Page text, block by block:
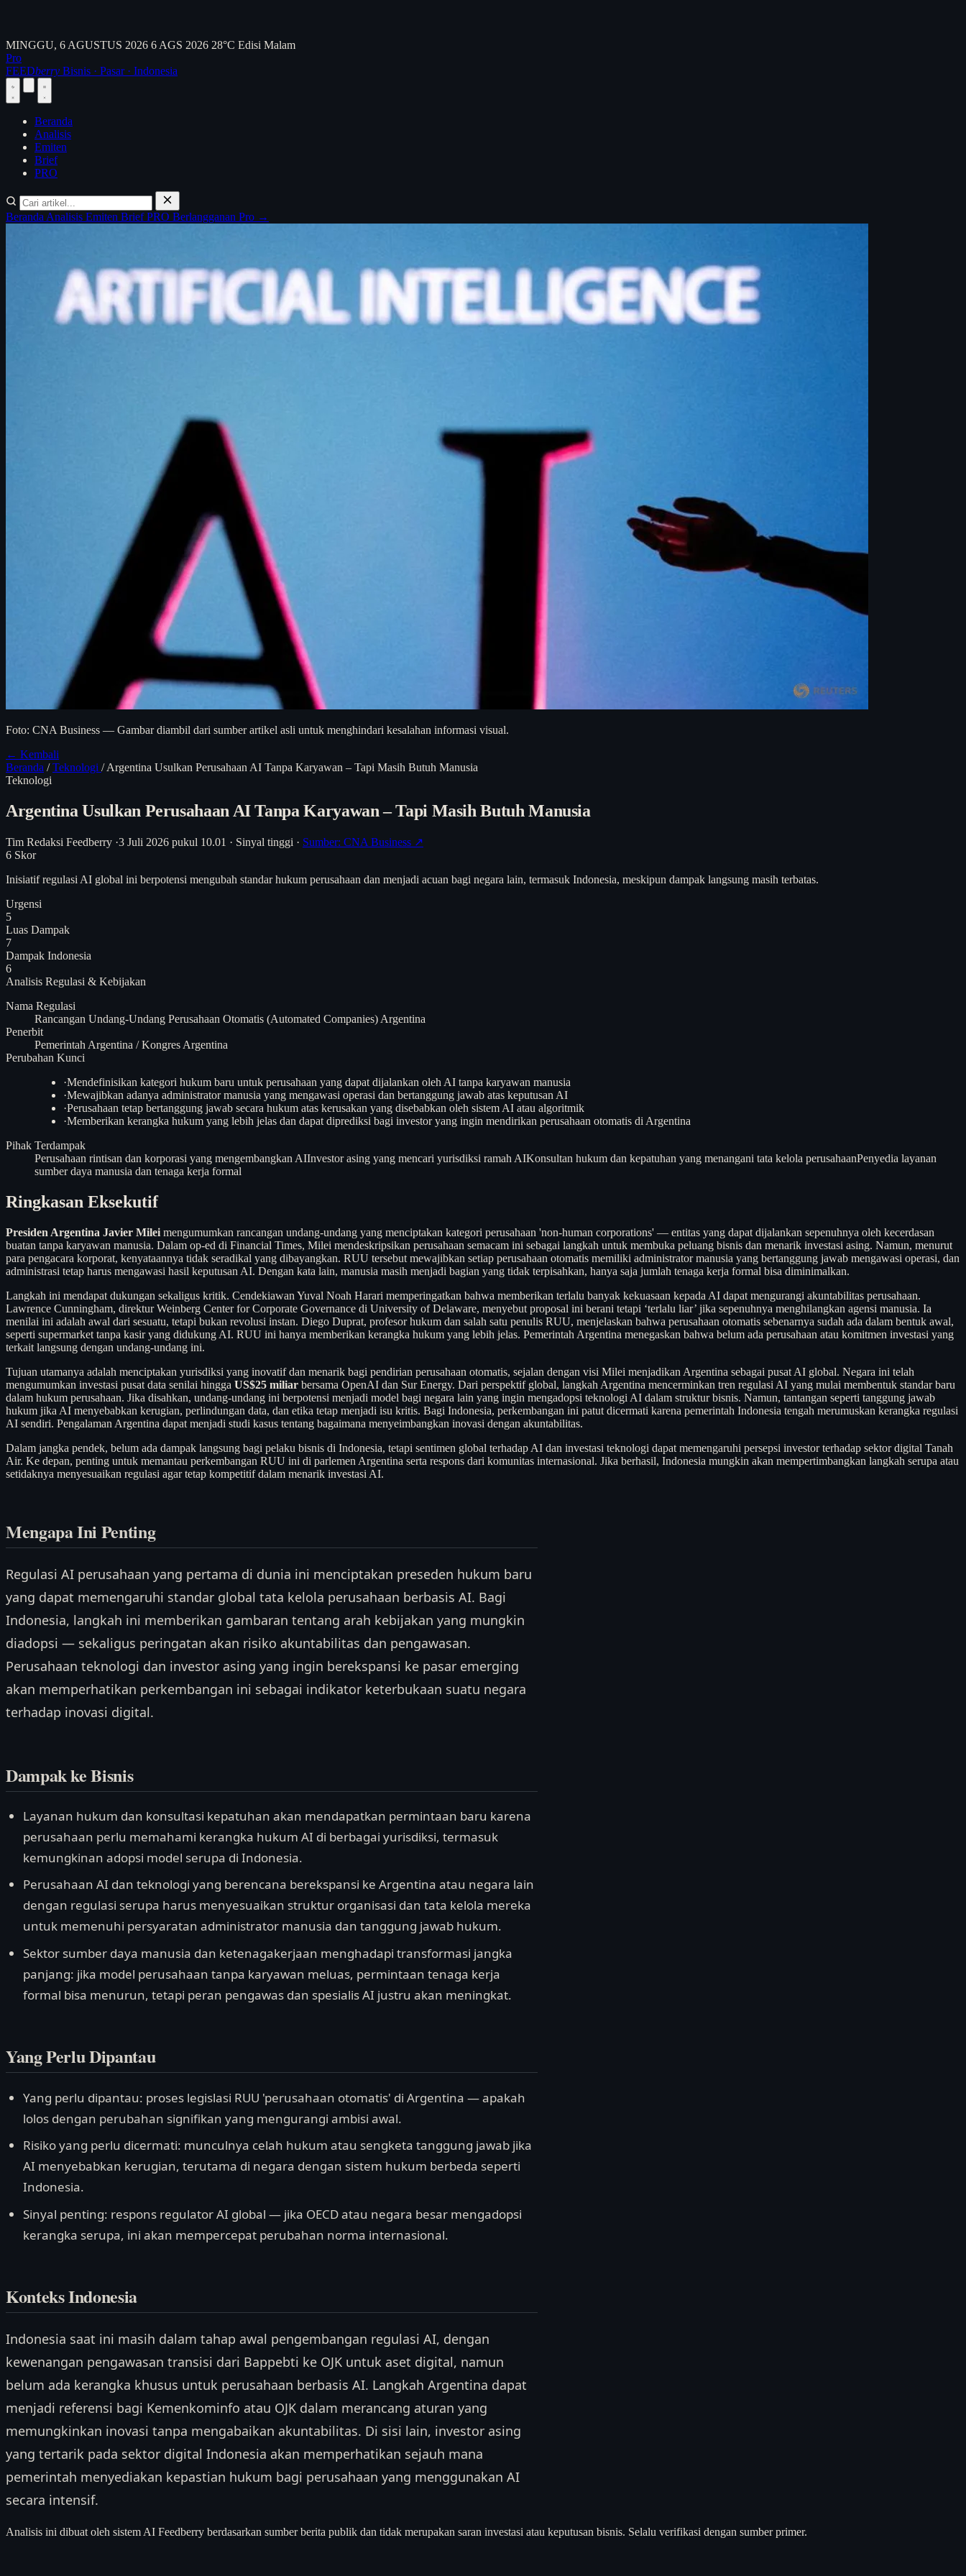
MINGGU, 6 AGUSTUS 2026 6 AGS 2026 28°C Edisi Malam
Pro
FEEDberry Bisnis · Pasar · Indonesia
Beranda
Analisis
Emiten
Brief
PRO
Beranda Analisis Emiten BriefPRO Berlangganan Pro →
Foto: CNA Business — Gambar diambil dari sumber artikel asli untuk menghindari kesalahan informasi visual.
← Kembali
Beranda / Teknologi / Argentina Usulkan Perusahaan AI Tanpa Karyawan – Tapi Masih Butuh Manusia
Teknologi
Argentina Usulkan Perusahaan AI Tanpa Karyawan – Tapi Masih Butuh Manusia
Tim Redaksi Feedberry ·3 Juli 2026 pukul 10.01 · Sinyal tinggi · Sumber: CNA Business ↗
6 Skor
Inisiatif regulasi AI global ini berpotensi mengubah standar hukum perusahaan dan menjadi acuan bagi negara lain, termasuk Indonesia, meskipun dampak langsung masih terbatas.
Urgensi
5
Luas Dampak
7
Dampak Indonesia
6
Analisis Regulasi & Kebijakan
Nama Regulasi
Rancangan Undang-Undang Perusahaan Otomatis (Automated Companies) Argentina
Penerbit
Pemerintah Argentina / Kongres Argentina
Perubahan Kunci
·Mendefinisikan kategori hukum baru untuk perusahaan yang dapat dijalankan oleh AI tanpa karyawan manusia
·Mewajibkan adanya administrator manusia yang mengawasi operasi dan bertanggung jawab atas keputusan AI
·Perusahaan tetap bertanggung jawab secara hukum atas kerusakan yang disebabkan oleh sistem AI atau algoritmik
·Memberikan kerangka hukum yang lebih jelas dan dapat diprediksi bagi investor yang ingin mendirikan perusahaan otomatis di Argentina
Pihak Terdampak
Perusahaan rintisan dan korporasi yang mengembangkan AIInvestor asing yang mencari yurisdiksi ramah AIKonsultan hukum dan kepatuhan yang menangani tata kelola perusahaanPenyedia layanan
sumber daya manusia dan tenaga kerja formal
Ringkasan Eksekutif
Presiden Argentina Javier Milei mengumumkan rancangan undang-undang yang menciptakan kategori perusahaan 'non-human corporations' — entitas yang dapat dijalankan sepenuhnya oleh kecerdasan
buatan tanpa karyawan manusia. Dalam op-ed di Financial Times, Milei mendeskripsikan perusahaan semacam ini sebagai langkah untuk membuka peluang bisnis dan menarik investasi asing. Namun, menurut
para pengacara korporat, kenyataannya tidak seradikal yang dibayangkan. RUU tersebut mewajibkan setiap perusahaan otomatis memiliki administrator manusia yang bertanggung jawab mengawasi operasi, dan
administrasi tetap harus mengawasi hasil keputusan AI. Dengan kata lain, manusia masih menjadi bagian yang tidak terpisahkan, hanya saja jumlah tenaga kerja formal bisa diminimalkan.
Langkah ini mendapat dukungan sekaligus kritik. Cendekiawan Yuval Noah Harari memperingatkan bahwa memberikan terlalu banyak kekuasaan kepada AI dapat mengurangi akuntabilitas perusahaan.
Lawrence Cunningham, direktur Weinberg Center for Corporate Governance di University of Delaware, menyebut proposal ini berani tetapi ‘terlalu liar’ jika sepenuhnya menghilangkan agensi manusia. Ia
menilai ini adalah awal dari sesuatu, tetapi bukan revolusi instan. Diego Duprat, profesor hukum dan salah satu penulis RUU, menjelaskan bahwa perusahaan otomatis sebenarnya sudah ada dalam bentuk awal,
seperti supermarket tanpa kasir yang didukung AI. RUU ini hanya memberikan kerangka hukum yang lebih jelas. Pemerintah Argentina menegaskan bahwa belum ada perusahaan atau komitmen investasi yang
terkait langsung dengan undang-undang ini.
Tujuan utamanya adalah menciptakan yurisdiksi yang inovatif dan menarik bagi pendirian perusahaan otomatis, sejalan dengan visi Milei menjadikan Argentina sebagai pusat AI global. Negara ini telah
mengumumkan investasi pusat data senilai hingga US$25 miliar bersama OpenAI dan Sur Energy. Dari perspektif global, langkah Argentina mencerminkan tren regulasi AI yang mulai membentuk standar baru
dalam hukum perusahaan. Jika disahkan, undang-undang ini berpotensi menjadi model bagi negara lain yang ingin mengadopsi teknologi AI dalam struktur bisnis. Namun, tantangan seperti tanggung jawab
hukum jika AI menyebabkan kerugian, perlindungan data, dan etika tetap menjadi isu kritis. Bagi Indonesia, perkembangan ini patut dicermati karena pemerintah Indonesia tengah merumuskan kerangka regulasi
AI sendiri. Pengalaman Argentina dapat menjadi studi kasus tentang bagaimana menyeimbangkan inovasi dengan akuntabilitas.
Dalam jangka pendek, belum ada dampak langsung bagi pelaku bisnis di Indonesia, tetapi sentimen global terhadap AI dan investasi teknologi dapat memengaruhi persepsi investor terhadap sektor digital Tanah
Air. Ke depan, penting untuk memantau perkembangan RUU ini di parlemen Argentina serta respons dari komunitas internasional. Jika berhasil, Indonesia mungkin akan mempertimbangkan langkah serupa atau
setidaknya menyesuaikan regulasi agar tetap kompetitif dalam menarik investasi AI.
Mengapa Ini Penting
Regulasi AI perusahaan yang pertama di dunia ini menciptakan preseden hukum baru
yang dapat memengaruhi standar global tata kelola perusahaan berbasis AI. Bagi
Indonesia, langkah ini memberikan gambaran tentang arah kebijakan yang mungkin
diadopsi — sekaligus peringatan akan risiko akuntabilitas dan pengawasan.
Perusahaan teknologi dan investor asing yang ingin berekspansi ke pasar emerging
akan memperhatikan perkembangan ini sebagai indikator keterbukaan suatu negara
terhadap inovasi digital.
Dampak ke Bisnis
Layanan hukum dan konsultasi kepatuhan akan mendapatkan permintaan baru karena
perusahaan perlu memahami kerangka hukum AI di berbagai yurisdiksi, termasuk
kemungkinan adopsi model serupa di Indonesia.
Perusahaan AI dan teknologi yang berencana berekspansi ke Argentina atau negara lain
dengan regulasi serupa harus menyesuaikan struktur organisasi dan tata kelola mereka
untuk memenuhi persyaratan administrator manusia dan tanggung jawab hukum.
Sektor sumber daya manusia dan ketenagakerjaan menghadapi transformasi jangka
panjang: jika model perusahaan tanpa karyawan meluas, permintaan tenaga kerja
formal bisa menurun, tetapi peran pengawas dan spesialis AI justru akan meningkat.
Yang Perlu Dipantau
Yang perlu dipantau: proses legislasi RUU 'perusahaan otomatis' di Argentina — apakah
lolos dengan perubahan signifikan yang mengurangi ambisi awal.
Risiko yang perlu dicermati: munculnya celah hukum atau sengketa tanggung jawab jika
AI menyebabkan kerugian, terutama di negara dengan sistem hukum berbeda seperti
Indonesia.
Sinyal penting: respons regulator AI global — jika OECD atau negara besar mengadopsi
kerangka serupa, ini akan mempercepat perubahan norma internasional.
Konteks Indonesia
Indonesia saat ini masih dalam tahap awal pengembangan regulasi AI, dengan
kewenangan pengawasan transisi dari Bappebti ke OJK untuk aset digital, namun
belum ada kerangka khusus untuk perusahaan berbasis AI. Langkah Argentina dapat
menjadi referensi bagi Kemenkominfo atau OJK dalam merancang aturan yang
memungkinkan inovasi tanpa mengabaikan akuntabilitas. Di sisi lain, investor asing
yang tertarik pada sektor digital Indonesia akan memperhatikan sejauh mana
pemerintah menyediakan kepastian hukum bagi perusahaan yang menggunakan AI
secara intensif.
Analisis ini dibuat oleh sistem AI Feedberry berdasarkan sumber berita publik dan tidak merupakan saran investasi atau keputusan bisnis. Selalu verifikasi dengan sumber primer.